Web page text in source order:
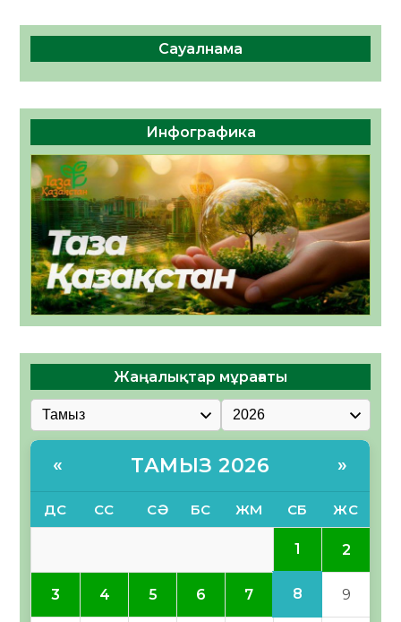
Сауалнама
Инфографика
Жаңалықтар мұрағаты
« ТАМЫЗ 2026 »
ДС СС СӘ БС ЖМ СБ ЖС
1 2
3 4 5 6 7 8 9